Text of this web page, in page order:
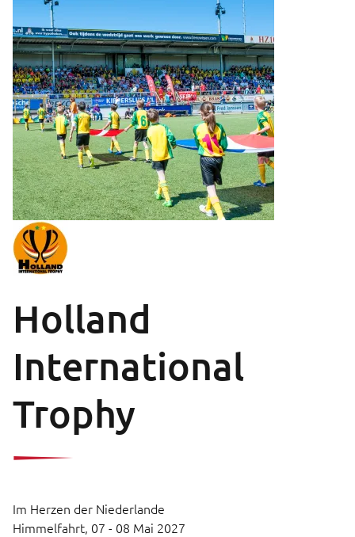
Holland
International
Trophy
Im Herzen der Niederlande
Himmelfahrt, 07 - 08 Mai 2027